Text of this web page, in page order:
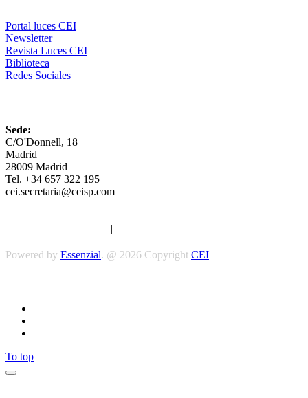
Portal luces CEI
Newsletter
Revista Luces CEI
Biblioteca
Redes Sociales
Sede:
C/O'Donnell, 18
Madrid
28009 Madrid
Tel. +34 657 322 195
cei.secretaria@ceisp.com
| | |
Powered by Essenzial. @ 2026 Copyright CEI
To top